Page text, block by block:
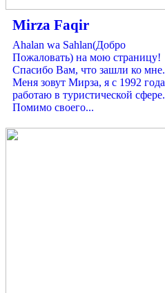
Mirza Faqir
Ahalan wa Sahlan(Добро
Пожаловать) на мою страницу!
Спасибо Вам, что зашли ко мне.
Меня зовут Мирза, я с 1992 года
работаю в туристической сфере.
Помимо своего...